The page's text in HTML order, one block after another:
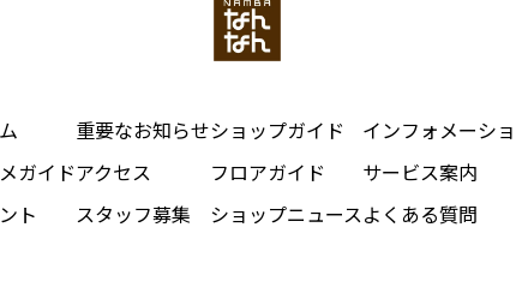
ガイド
ト
重要なお知らせ
アクセス
スタッフ募集
ショップガイド
フロアガイド
ショップニュース
インフォメーシ
サービス案内
よくある質問